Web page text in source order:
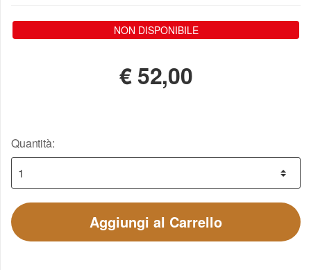
NON DISPONIBILE
€52,00
Quantità:
Aggiungi al Carrello